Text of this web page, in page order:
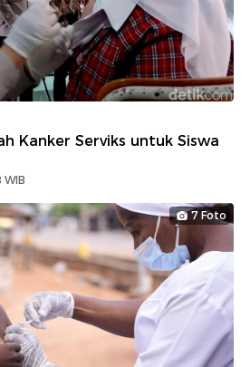
Kanker Serviks untuk Siswa
7 Foto